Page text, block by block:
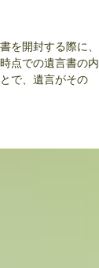
を開封する際に、
点での遺言書の内
で、遺言がその